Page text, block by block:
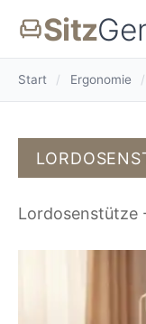
Sitz
Start / Ergonomie /
Lordosenstütze